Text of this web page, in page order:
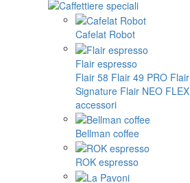
Cafelat Robot
Flair espresso
Flair 58 Flair 49 PRO
Signature Flair NEO FLEX
accessori
Bellman coffee
ROK espresso